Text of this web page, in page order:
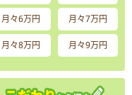
月々6万円 月々7万円
月々8万円 月々9万円